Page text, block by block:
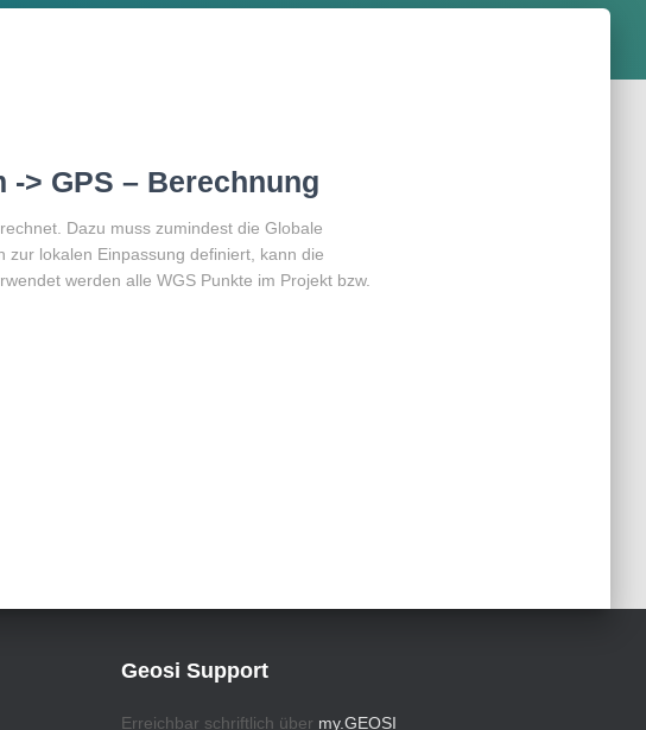
> GPS – Berechnung
Dazu muss zumindest die Globale
lokalen Einpassung definiert, kann die
werden alle WGS Punkte im Projekt bzw.
Geosi Support
Erreichbar schriftlich über my.GEOSI